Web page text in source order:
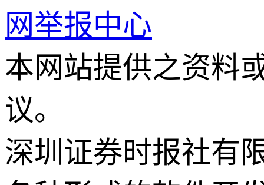
网举报中心
本网站提供之资料
议。
深圳证券时报社有